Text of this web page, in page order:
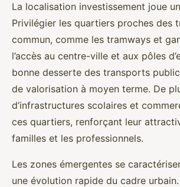
La localisation investissement joue
Privilégier les quartiers proches des
commun, comme les tramways et
l’accès au centre-ville et aux pôles
bonne desserte des transports
de valorisation à moyen terme. De
d’infrastructures scolaires et
ces quartiers, renforçant leur
familles et les professionnels.
Les zones émergentes se
une évolution rapide du cadre